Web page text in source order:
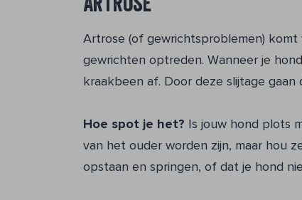
Artrose
Artrose (of gewrichtsproblemen)
gewrichten optreden. Wanneer je
kraakbeen af. Door deze slijtage
Hoe spot je het? Is jouw hond plots
van het ouder worden zijn, maar hou
opstaan en springen, of dat je hond